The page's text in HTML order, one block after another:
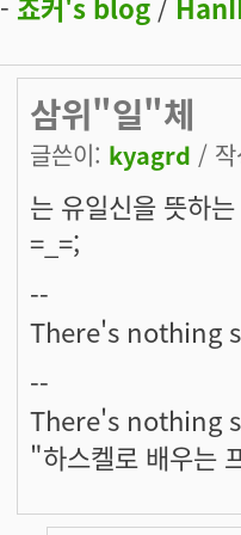
삼위"일"체
글쓴이: kyagrd /
는 유일신을 뜻하
=_=;
--
There's nothing
--
There's nothing
"하스켈로 배우는